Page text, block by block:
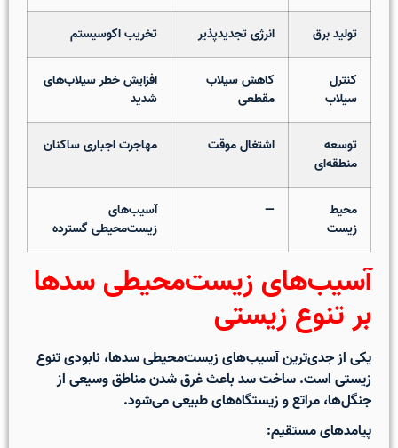
تولید برق انرژی تجدیدپذیر تخریب اکوسیستم
کنترل
سیلاب
کاهش سیلاب
مقطعی
افزایش خطر سیلاب‌های
شدید
توسعه
منطقه‌ای
اشتغال موقت مهاجرت اجباری ساکنان
محیط
زیست
—
آسیب‌های
زیست‌محیطی گسترده
آسیب‌های زیست‌محیطی سدها
بر تنوع زیستی
یکی از جدی‌ترینآسیب‌های زیست‌محیطی سدها، نابودی تنوع
زیستی است. ساخت سد باعث غرق شدن مناطق وسیعی از
جنگل‌ها، مراتع و زیستگاه‌های طبیعی می‌شود.
پیامدهای مستقیم: